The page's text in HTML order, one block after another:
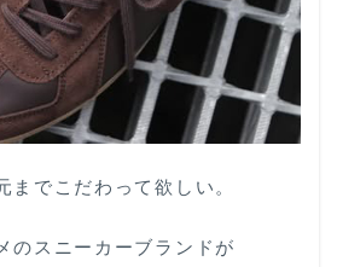
までこだわって欲しい。
のスニーカーブランドが